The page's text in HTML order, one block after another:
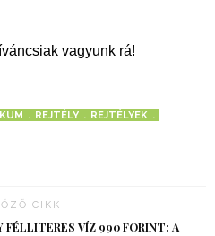
vagyunk rá!
REJTÉLY
REJTÉLYEK
CIKK
FÉLLITERES VÍZ 990 FORINT: A